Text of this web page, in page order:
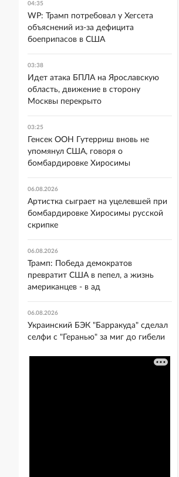
04:35
WP: Трамп потребовал у Хегсета
объяснений из-за дефицита
боеприпасов в США
03:38
Идет атака БПЛА на Ярославскую
область, движение в сторону
Москвы перекрыто
03:25
Генсек ООН Гутерриш вновь не
упомянул США, говоря о
бомбардировке Хиросимы
06.08.2026
Артистка сыграет на уцелевшей при
бомбардировке Хиросимы русской
скрипке
06.08.2026
Трамп: Победа демократов
превратит США в пепел, а жизнь
американцев - в ад
06.08.2026
Украинский БЭК "Барракуда" сделал
селфи с "Геранью" за миг до гибели